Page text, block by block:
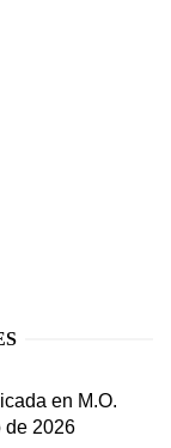
en M.O.
de 2026